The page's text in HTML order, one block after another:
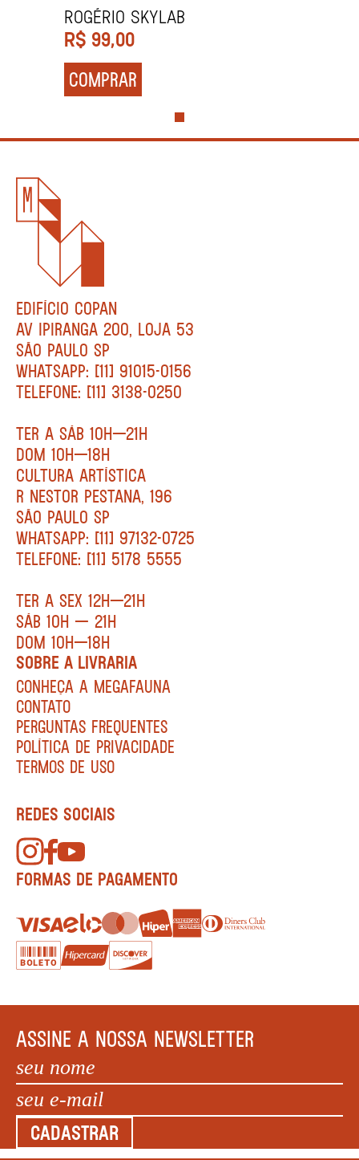
Rogério Skylab
R$ 99,00
COMPRAR
EDIFÍCIO COPAN
AV IPIRANGA 200, LOJA 53
SÃO PAULO SP
WHATSAPP: [11] 91015-0156
TELEFONE: [11] 3138-0250
TER A SÁB 10H—21H
DOM 10H—18H
CULTURA ARTÍSTICA
R NESTOR PESTANA, 196
SÃO PAULO SP
WHATSAPP: [11] 97132-0725
TELEFONE: [11] 5178 5555
TER A SEX 12H—21H
SÁB 10H — 21H
DOM 10H—18H
SOBRE A LIVRARIA
CONHEÇA A MEGAFAUNA
CONTATO
PERGUNTAS FREQUENTES
POLÍTICA DE PRIVACIDADE
TERMOS DE USO
REDES SOCIAIS
FORMAS DE PAGAMENTO
ASSINE A NOSSA NEWSLETTER
CADASTRAR